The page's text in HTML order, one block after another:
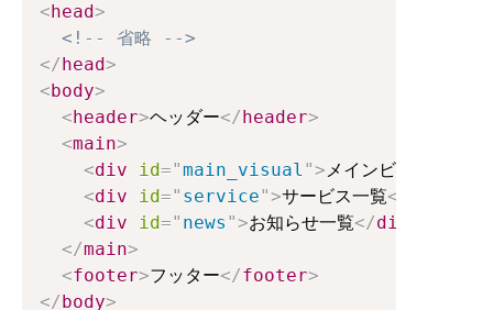
< head>
<!-- 省略 -->
</ head>
< body>
< header>ヘッダー</ header>
<main>
<div id="main_visual ">メインビジュアル
<div id=" service">サービス一覧</
<div id=" news ">お知らせ一覧</div
</main>
<footer>フッター</footer>
</ body>